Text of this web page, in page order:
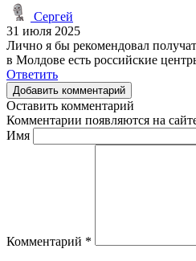
Сергей
31 июля 2025
Лично я бы рекомендовал
в Молдове есть российские
Ответить
Добавить комментарий
Оставить комментарий
Комментарии появляются на
Имя
Комментарий *